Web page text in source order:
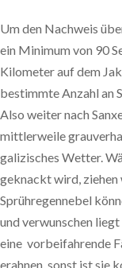
Um den Nachweis
ein Minimum von 90
Kilometer auf dem
bestimmte Anzahl an
Also weiter nach
mittlerweile
galizisches Wetter.
geknackt wird, ziehen
Sprühregennebel
und verwunschen
eine vorbeifahrende
erahnen, sonst ist sie